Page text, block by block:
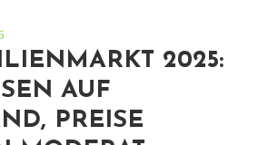
2025:
AUF
PREISE